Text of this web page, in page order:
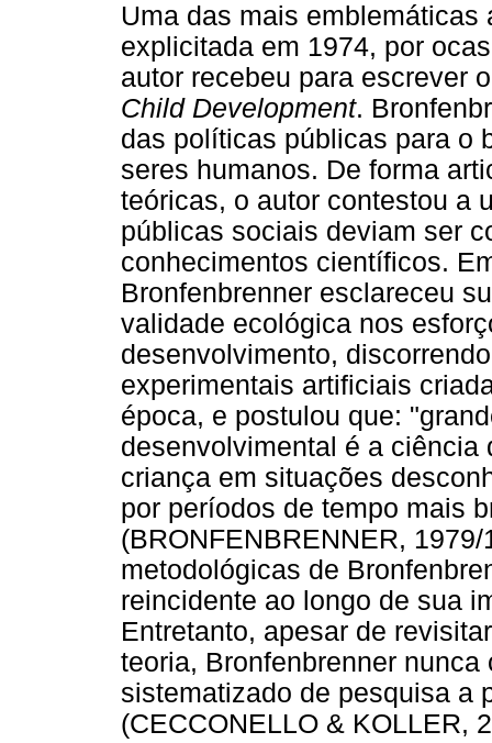
Uma das mais
explicitada em 1974, por
autor recebeu para escrever
Child Development.
das políticas públicas para o
seres humanos. De forma
teóricas, o autor contestou a
públicas sociais deviam ser
conhecimentos científicos.
Bronfenbrenner esclareceu
validade ecológica nos
desenvolvimento,
experimentais artificiais
época, e postulou que:
desenvolvimental é a ciência
criança em situações
por períodos de tempo mais
(BRONFENBRENNER,
metodológicas de
reincidente ao longo de sua
Entretanto, apesar de
teoria, Bronfenbrenner
sistematizado de pesquisa a
(CECCONELLO & KOLLER,